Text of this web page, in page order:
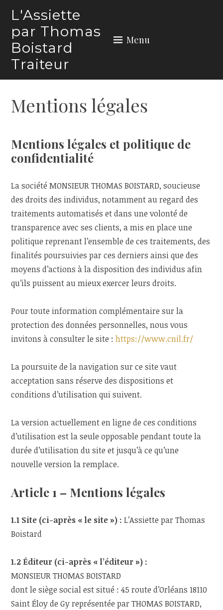
content
L'Assiette
par Thomas
Boistard
Traiteur
Menu
Mentions légales
Mentions légales et politique de
confidentialité
La société MONSIEUR THOMAS BOISTARD, soucieuse
des droits des individus, notamment au regard des
traitements automatisés et dans une volonté de
transparence avec ses clients, a mis en place une
politique reprenant l’ensemble de ces traitements, des
finalités poursuivies par ces derniers ainsi que des
moyens d’actions à la disposition des individus afin
qu’ils puissent au mieux exercer leurs droits.
Pour toute information complémentaire sur la
protection des données personnelles, nous vous
invitons à consulter le site :https://www.cnil.fr/
La poursuite de la navigation sur ce site vaut
acceptation sans réserve des dispositions et
conditions d’utilisation qui suivent.
La version actuellement en ligne de ces conditions
d’utilisation est la seule opposable pendant toute la
durée d’utilisation du site et jusqu’à ce qu’une
nouvelle version la remplace.
Article 1 – Mentions légales
1.1 Site (ci-après « le site ») : L’Assiette par Thomas
Boistard
1.2 Éditeur (ci-après « l’éditeur ») :
MONSIEUR THOMAS BOISTARD
dont le siège social est situé : 45 route d’Orléans 18110
Saint Éloy de Gy représentée par THOMAS BOISTARD,